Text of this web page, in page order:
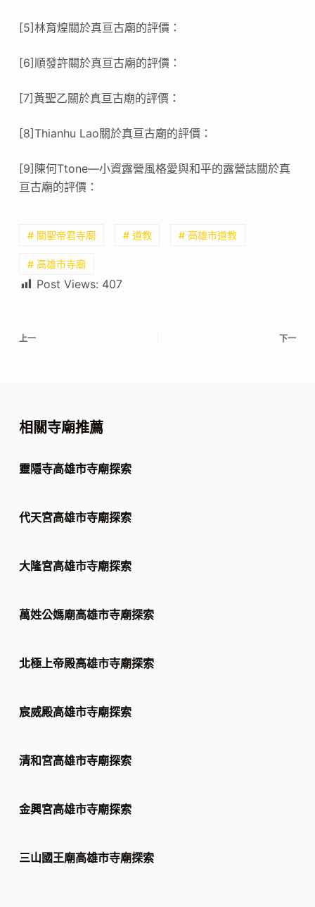
[5]林育煌關於真亘古廟的評價：
[6]順發許關於真亘古廟的評價：
[7]黃聖乙關於真亘古廟的評價：
[8]Thianhu Lao關於真亘古廟的評價：
[9]陳何Ttone—小資露營風格愛與和平的露營誌關於真
亘古廟的評價：
# 關聖帝君寺廟 # 道教 # 高雄市道教
# 高雄市寺廟
Post Views: 407
上一 下一
相關寺廟推薦
靈隱寺高雄市寺廟探索
代天宮高雄市寺廟探索
大隆宮高雄市寺廟探索
萬姓公媽廟高雄市寺廟探索
北極上帝殿高雄市寺廟探索
宸威殿高雄市寺廟探索
清和宮高雄市寺廟探索
金興宮高雄市寺廟探索
三山國王廟高雄市寺廟探索